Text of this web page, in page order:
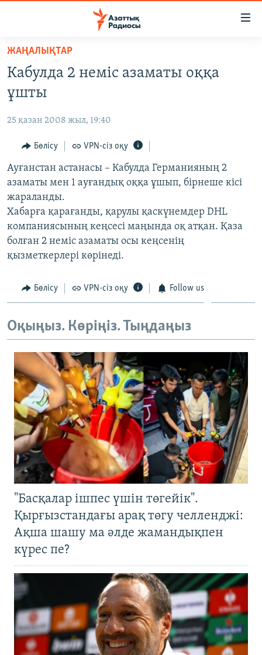
Skip
main
content
Skip
to
Navigation
Skip
to
Search
ЖАҢАЛЫҚТАР
САЯСАТ
AZATTYQTV
ҚАҢТАР ОҚИҒАСЫ
АДАМ ҚҰҚЫҚТАРЫ
ӘЛЕУМЕТ
ӘЛЕМ
АРНАЙЫ ЖОБАЛАР
Русский
Басқа тілдерде
ЖАҢАЛЫҚТАР
Кабулда 2 неміс азаматы оққа
ұшты
25 қазан 2008 жыл, 19:40
Бөлісу VPN-сіз оқу
Ауғанстан астанасы – Кабулда Германияның 2
азаматы мен 1 ауғандық оққа ұшып, бірнеше кісі
жараланды.
Хабарға қарағанды, қарулы қаскүнемдер DHL
компаниясының кеңсесі маңында оқ атқан. Қаза
болған 2 неміс азаматы осы кеңсенің
қызметкерлері көрінеді.
Бөлісу VPN-сіз оқу Follow us
Оқыңыз. Көріңіз. Тыңдаңыз
"Басқалар ішпес үшін төгейік".
Қырғызстандағы арақ төгу челленджі:
Ақша шашу ма әлде жамандықпен
күрес пе?